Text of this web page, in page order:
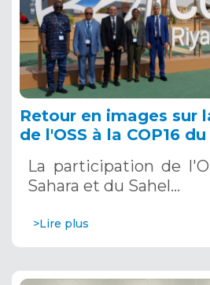
Retour en images sur
de l'OSS à la COP16 du
Saoudite
La participation de
Sahara et du Sahel…
>Lire plus